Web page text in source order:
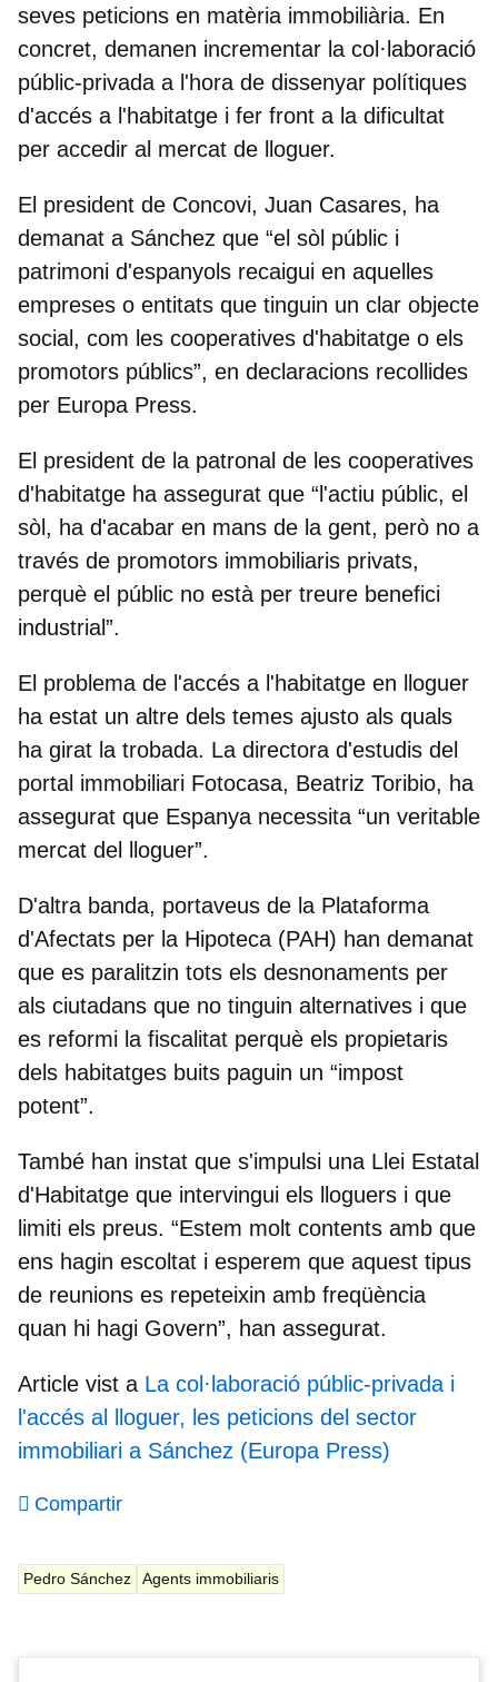
seves peticions en matèria immobiliària. En
concret, demanen incrementar la col·laboració
públic-privada a l'hora de dissenyar polítiques
d'accés a l'habitatge i fer front a la dificultat
per accedir al mercat de lloguer.
El president de Concovi, Juan Casares, ha
demanat a Sánchez que “el sòl públic i
patrimoni d'espanyols recaigui en aquelles
empreses o entitats que tinguin un clar objecte
social, com les cooperatives d'habitatge o els
promotors públics”, en declaracions recollides
per Europa Press.
El president de la patronal de les cooperatives
d'habitatge ha assegurat que “l'actiu públic, el
sòl, ha d'acabar en mans de la gent, però no a
través de promotors immobiliaris privats,
perquè el públic no està per treure benefici
industrial”.
El problema de l'accés a l'habitatge en lloguer
ha estat un altre dels temes ajusto als quals
ha girat la trobada. La directora d'estudis del
portal immobiliari Fotocasa, Beatriz Toribio, ha
assegurat que Espanya necessita “un veritable
mercat del lloguer”.
D'altra banda, portaveus de la Plataforma
d'Afectats per la Hipoteca (PAH) han demanat
que es paralitzin tots els desnonaments per
als ciutadans que no tinguin alternatives i que
es reformi la fiscalitat perquè els propietaris
dels habitatges buits paguin un “impost
potent”.
També han instat que s'impulsi una Llei Estatal
d'Habitatge que intervingui els lloguers i que
limiti els preus. “Estem molt contents amb que
ens hagin escoltat i esperem que aquest tipus
de reunions es repeteixin amb freqüència
quan hi hagi Govern”, han assegurat.
Article vist a La col·laboració públic-privada i
l'accés al lloguer, les peticions del sector
immobiliari a Sánchez (Europa Press)
Compartir
Pedro Sánchez Agents immobiliaris